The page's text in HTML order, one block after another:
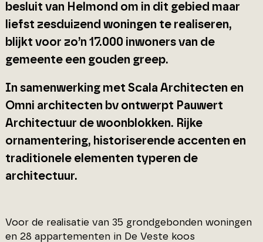
besluit van Helmond om in dit gebied maar
liefst zesduizend woningen te realiseren,
blijkt voor zo’n 17.000 inwoners van de
gemeente een gouden greep.
In samenwerking met Scala Architecten en
Omni architecten bv ontwerpt Pauwert
Architectuur de woonblokken. Rijke
ornamentering, historiserende accenten en
traditionele elementen typeren de
architectuur.
Voor de realisatie van 35 grondgebonden woningen
en 28 appartementen in De Veste koos